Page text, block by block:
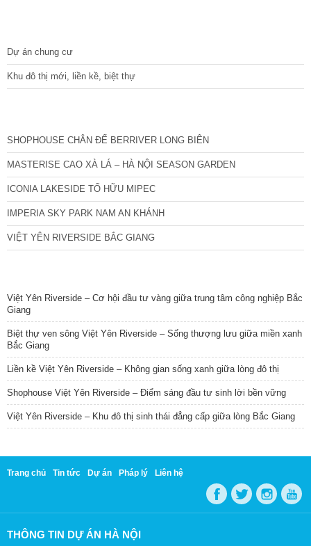
Dự án chung cư
Khu đô thị mới, liền kề, biệt thự
SHOPHOUSE CHÂN ĐẾ BERRIVER LONG BIÊN
MASTERISE CAO XÀ LÁ – HÀ NỘI SEASON GARDEN
ICONIA LAKESIDE TỐ HỮU MIPEC
IMPERIA SKY PARK NAM AN KHÁNH
VIỆT YÊN RIVERSIDE BẮC GIANG
Việt Yên Riverside – Cơ hội đầu tư vàng giữa trung tâm công nghiệp Bắc
Giang
Biệt thự ven sông Việt Yên Riverside – Sống thượng lưu giữa miền xanh
Bắc Giang
Liền kề Việt Yên Riverside – Không gian sống xanh giữa lòng đô thị
Shophouse Việt Yên Riverside – Điểm sáng đầu tư sinh lời bền vững
Việt Yên Riverside – Khu đô thị sinh thái đẳng cấp giữa lòng Bắc Giang
Trang chủ Tin tức Dự án Pháp lý Liên hệ
THÔNG TIN DỰ ÁN HÀ NỘI